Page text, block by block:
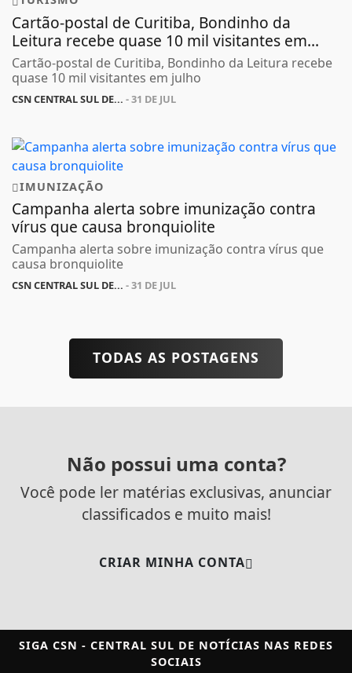
Cartão-postal de Curitiba, Bondinho da
Leitura recebe quase 10 mil visitantes em...
Cartão-postal de Curitiba, Bondinho da Leitura recebe
quase 10 mil visitantes em julho
CSN CENTRAL SUL DE... - 31 DE JUL
IMUNIZAÇÃO
Campanha alerta sobre imunização contra
vírus que causa bronquiolite
Campanha alerta sobre imunização contra vírus que
causa bronquiolite
CSN CENTRAL SUL DE... - 31 DE JUL
TODAS AS POSTAGENS
Não possui uma conta?
Você pode ler matérias exclusivas, anunciar
classificados e muito mais!
CRIAR MINHA CONTA
SIGA CSN - CENTRAL SUL DE NOTÍCIAS NAS REDES
SOCIAIS